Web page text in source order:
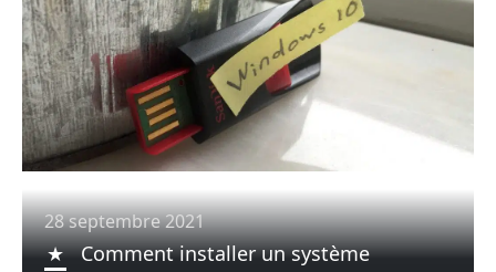
28 septembre 2021
Comment installer un système